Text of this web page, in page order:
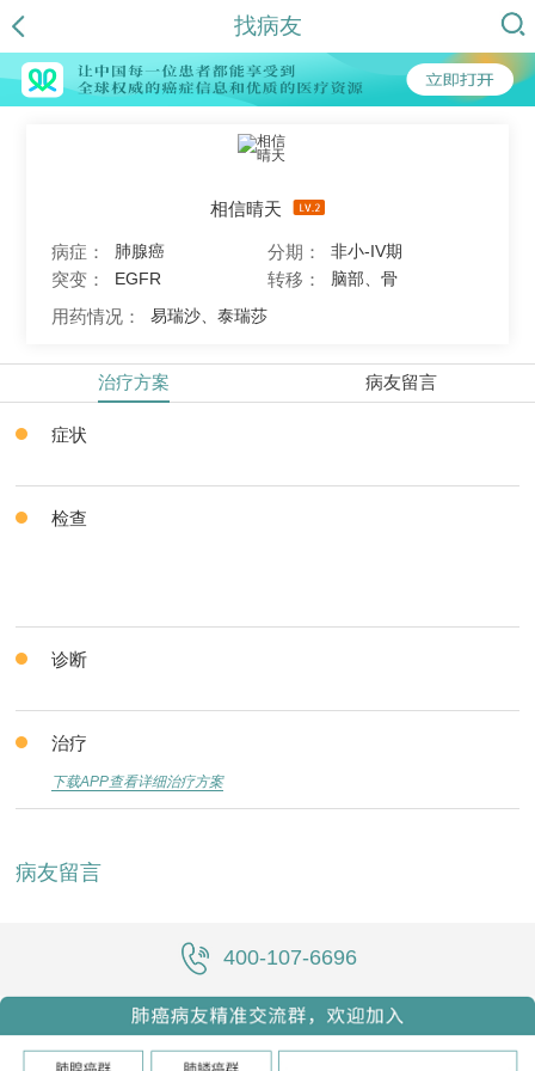
找病友
相信晴天
病症： 肺腺癌 分期： 非小-IV期
突变： EGFR 转移： 脑部、骨
用药情况： 易瑞沙、泰瑞莎
治疗方案 病友留言
症状
检查
诊断
治疗
下载APP查看详细治疗方案
病友留言
400-107-6696